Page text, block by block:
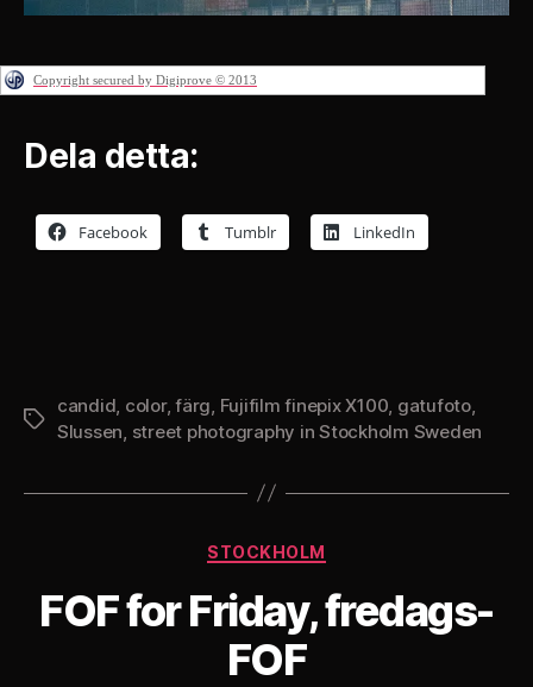
Copyright secured by Digiprove © 2013
Dela detta:
Facebook Tumblr LinkedIn
Etiketter
candid color,färg Fujifilm finepix X100 gatufoto,
Slussen street photography in Stockholm Sweden
Kategorier
STOCKHOLM
FOF for Friday, fredags-
FOF